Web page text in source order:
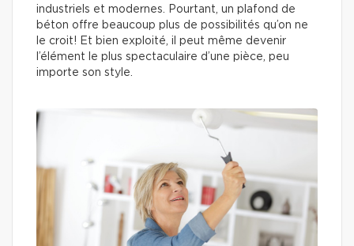
industriels et modernes. Pourtant, un plafond de
béton offre beaucoup plus de possibilités qu’on ne
le croit! Et bien exploité, il peut même devenir
l’élément le plus spectaculaire d’une pièce, peu
importe son style.